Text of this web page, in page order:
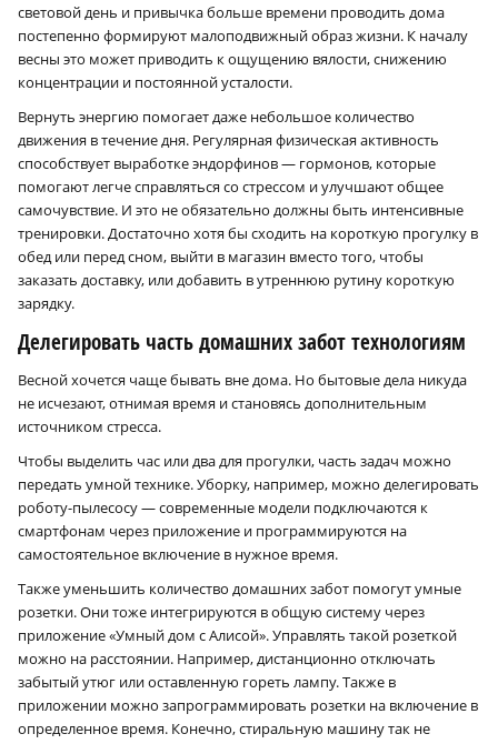
световой день и привычка больше времени проводить дома
постепенно формируют малоподвижный образ жизни. К началу
весны это может приводить к ощущению вялости, снижению
концентрации и постоянной усталости.
Вернуть энергию помогает даже небольшое количество
движения в течение дня. Регулярная физическая активность
способствует выработке эндорфинов — гормонов, которые
помогают легче справляться со стрессом и улучшают общее
самочувствие. И это не обязательно должны быть интенсивные
тренировки. Достаточно хотя бы сходить на короткую прогулку в
обед или перед сном, выйти в магазин вместо того, чтобы
заказать доставку, или добавить в утреннюю рутину короткую
зарядку.
Делегировать часть домашних забот технологиям
Весной хочется чаще бывать вне дома. Но бытовые дела никуда
не исчезают, отнимая время и становясь дополнительным
источником стресса.
Чтобы выделить час или два для прогулки, часть задач можно
передать умной технике. Уборку, например, можно делегировать
роботу-пылесосу — современные модели подключаются к
смартфонам через приложение и программируются на
самостоятельное включение в нужное время.
Также уменьшить количество домашних забот помогут умные
розетки. Они тоже интегрируются в общую систему через
приложение «Умный дом с Алисой». Управлять такой розеткой
можно на расстоянии. Например, дистанционно отключать
забытый утюг или оставленную гореть лампу. Также в
приложении можно запрограммировать розетки на включение в
определенное время. Конечно, стиральную машину так не